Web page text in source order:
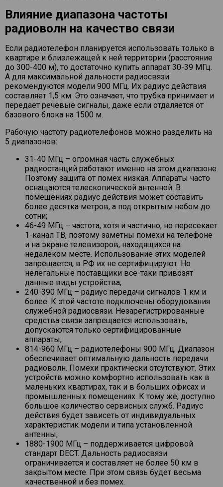
Влияние диапазона частоты
радиоволн на качество связи
Если радиотелефон планируется использовать только в
квартире и близлежащей к ней территории (расстояние
до 300-400 м), то достаточно купить аппарат 30-39 МГц.
А для максимальной дальности радиосвязи
рекомендуются модели 900 МГц. Их радиус действия
составляет 1,5 км. Это означает, что трубка принимает и
передает речевые сигналы, даже если отдаляется от
базового блока на 1500 м.
Рабочую частоту радиотелефонов можно разделить на
5 диапазонов:
31-40 МГц – огромная часть служебных
радиостанций работают именно на этом диапазоне.
Поэтому защита от помех низкая. Аппараты часто
оснащаются телескопической антенной. В
помещениях радиус действия может составить
более десятка метров, а под открытым небом до
сотни;
46-49 МГц – частота, хотя и частично, но пересекает
1-канал ТВ, поэтому заметны помехи на телефоне
и на экране телевизоров, находящихся на
недалеком месте. Использование этих моделей
запрещается, в РФ их не сертифицируют. Но
нелегальные поставщики все-таки привозят
данные виды устройства;
240-390 МГц – радиус передачи сигналов 1 км и
более. К этой частоте подключены оборудования
служебной радиосвязи. Незарегистрированные
средства связи запрещается использовать,
допускаются только сертифицированные
аппараты;
814-960 МГц – радиотелефоны 900 МГц. Диапазон
обеспечивает оптимальную дальность передачи
радиоволн. Помехи практически отсутствуют. Этих
устройств можно комфортно использовать как в
маленьких квартирах, так и в больших офисах и
промышленных помещениях. К тому же, доступно
большое количество сервисных служб. Радиус
действия будет зависеть от индивидуальных
характеристик модели и типа установленной
антенны;
1880-1900 МГц – поддерживается цифровой
стандарт DECT. Дальность радиосвязи
ограничивается и составляет не более 50 км в
закрытом месте. При этом связь будет весьма
качественной и без помех.